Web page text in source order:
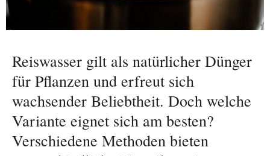
Reiswasser gilt als natürlicher Dünger
für Pflanzen und erfreut sich
wachsender Beliebtheit. Doch welche
Variante eignet sich am besten?
Verschiedene Methoden bieten